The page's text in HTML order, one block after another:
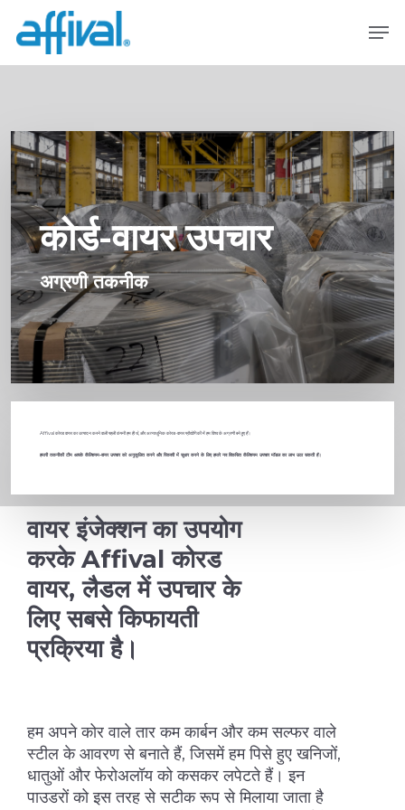
सामग्री
मेनू
कोर्ड-वायर उपचार
अग्रणी तकनीक
Affival कोरड वायर का उत्पादन करने वाली पहली कंपनी हम ही थे, और अत्याधुनिक कोरड-वायर प्रौद्योगिकी में हम विश्व के अग्रणी बने हुए हैं।
हमारी तकनीकी टीम आपके कैल्शियम-वायर उपचार को अनुकूलित करने और रिकवरी में सुधार करने के लिए हमारे नव विकसित कैल्शियम उपचार मॉडल का लाभ उठा सकती है।
वायर इंजेक्शन का उपयोग
करके Affival कोरड
वायर, लैडल में उपचार के
लिए सबसे किफायती
प्रक्रिया है।
हम अपने कोर वाले तार कम कार्बन और कम सल्फर वाले
स्टील के आवरण से बनाते हैं, जिसमें हम पिसे हुए खनिजों,
धातुओं और फेरोअलॉय को कसकर लपेटते हैं। इन
पाउडरों को इस तरह से सटीक रूप से मिलाया जाता है